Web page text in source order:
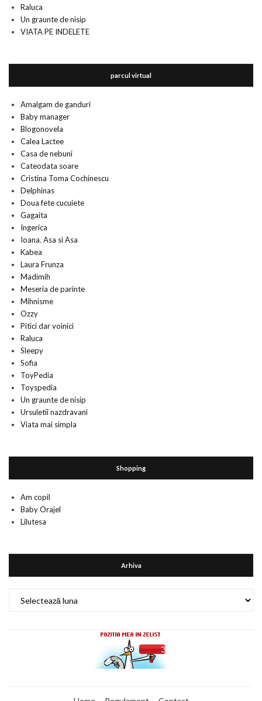
Raluca
Un graunte de nisip
VIATA PE INDELETE
parcul virtual
Amalgam de ganduri
Baby manager
Blogonovela
Calea Lactee
Casa de nebuni
Cateodata soare
Cristina Toma Cochinescu
Delphinas
Doua fete cucuiete
Gagaita
Ingerica
Ioana. Asa si Asa
Kabea
Laura Frunza
Madimih
Meseria de parinte
Mihnisme
Ozzy
Pitici dar voinici
Raluca
Sleepy
Sofia
ToyPedia
Toyspedia
Un graunte de nisip
Ursuletii nazdravani
Viata mai simpla
Shopping
Am copil
Baby Orajel
Lilutesa
Arhiva